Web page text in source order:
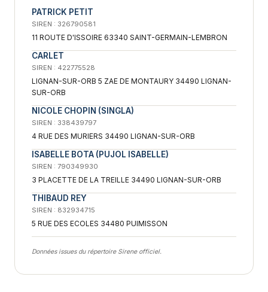
PATRICK PETIT
SIREN : 326790581
11 ROUTE D'ISSOIRE 63340 SAINT-GERMAIN-LEMBRON
CARLET
SIREN : 422775528
LIGNAN-SUR-ORB 5 ZAE DE MONTAURY 34490 LIGNAN-
SUR-ORB
NICOLE CHOPIN (SINGLA)
SIREN : 338439797
4 RUE DES MURIERS 34490 LIGNAN-SUR-ORB
ISABELLE BOTA (PUJOL ISABELLE)
SIREN : 790349930
3 PLACETTE DE LA TREILLE 34490 LIGNAN-SUR-ORB
THIBAUD REY
SIREN : 832934715
5 RUE DES ECOLES 34480 PUIMISSON
Données issues du répertoire Sirene officiel.